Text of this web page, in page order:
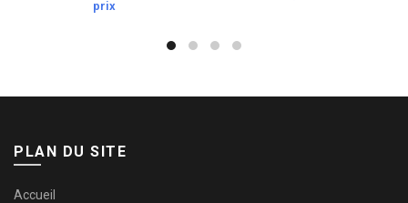
prix
PLAN DU SITE
Accueil